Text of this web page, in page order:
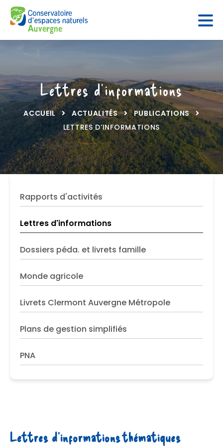
Lettres d’informations
ACCUEIL ACTUALITÉS
PUBLICATIONS
LETTRES D’INFORMATIONS
Rapports d'activités
Lettres d'informations
Dossiers péda. et livrets famille
Monde agricole
Livrets Clermont Auvergne Métropole
Plans de gestion simplifiés
PNA
Lettres d'informations thématiques
Panneau de gestion des cookies